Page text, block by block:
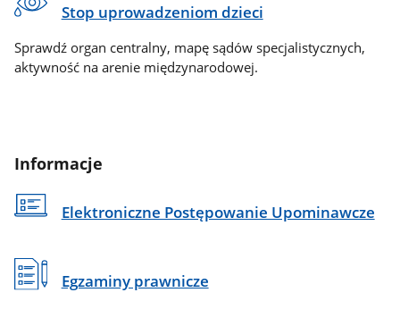
Stop uprowadzeniom dzieci
Sprawdź organ centralny, mapę sądów specjalistycznych,
aktywność na arenie międzynarodowej.
Informacje
Elektroniczne Postępowanie Upominawcze
Egzaminy prawnicze